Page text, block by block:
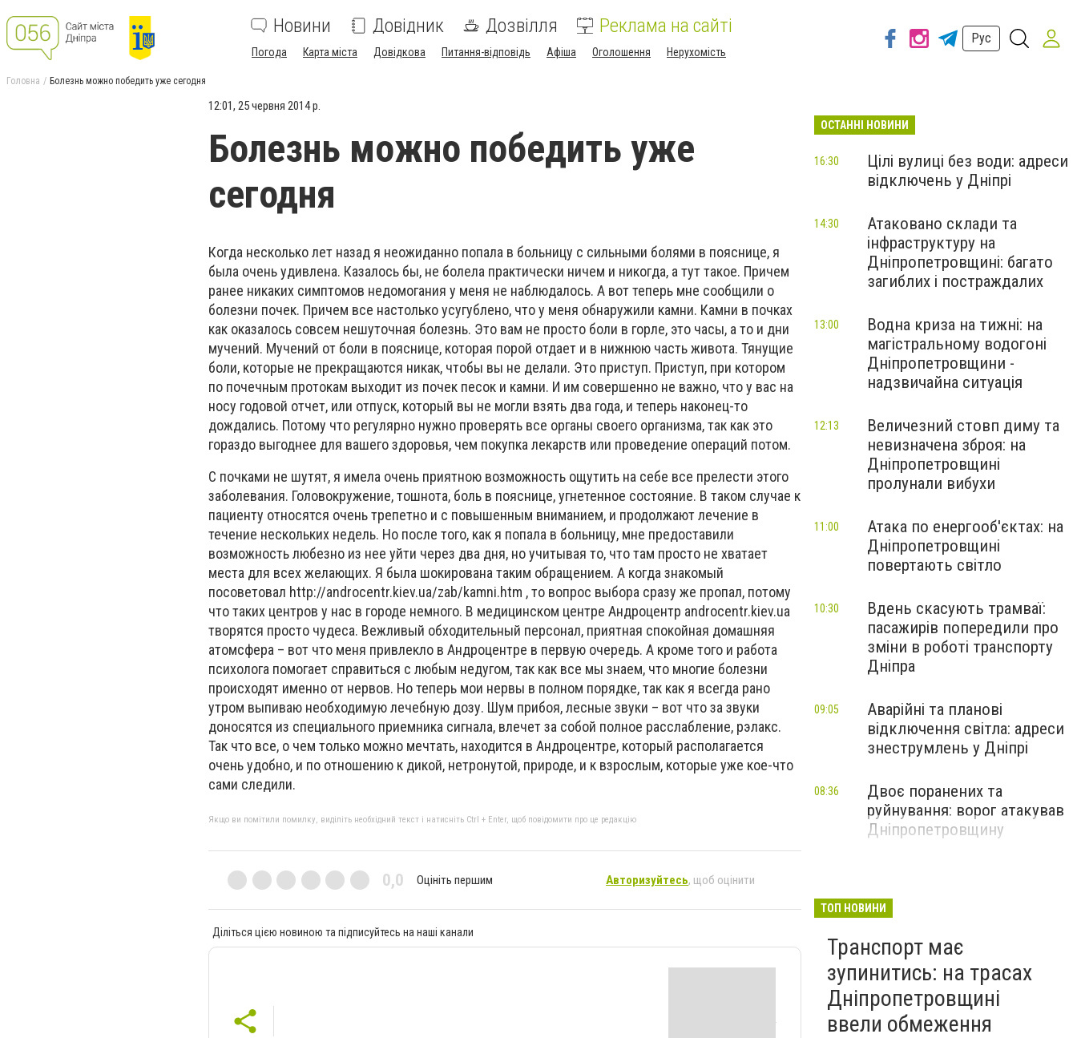
Новини Довідник Дозвілля Реклама на сайті
Погода Карта міста Довідкова Питання-відповідь Афіша Оголошення Нерухомість
Рус
Головна Болезнь можно победить уже сегодня
12:01, 25 червня 2014 р.
Болезнь можно победить уже
сегодня
Когда несколько лет назад я неожиданно попала в больницу с сильными болями в пояснице, я
была очень удивлена. Казалось бы, не болела практически ничем и никогда, а тут такое. Причем
ранее никаких симптомов недомогания у меня не наблюдалось. А вот теперь мне сообщили о
болезни почек. Причем все настолько усугублено, что у меня обнаружили камни. Камни в почках
как оказалось совсем нешуточная болезнь. Это вам не просто боли в горле, это часы, а то и дни
мучений. Мучений от боли в пояснице, которая порой отдает и в нижнюю часть живота. Тянущие
боли, которые не прекращаются никак, чтобы вы не делали. Это приступ. Приступ, при котором
по почечным протокам выходит из почек песок и камни. И им совершенно не важно, что у вас на
носу годовой отчет, или отпуск, который вы не могли взять два года, и теперь наконец-то
дождались. Потому что регулярно нужно проверять все органы своего организма, так как это
гораздо выгоднее для вашего здоровья, чем покупка лекарств или проведение операций потом.
С почками не шутят, я имела очень приятною возможность ощутить на себе все прелести этого
заболевания. Головокружение, тошнота, боль в пояснице, угнетенное состояние. В таком случае к
пациенту относятся очень трепетно и с повышенным вниманием, и продолжают лечение в
течение нескольких недель. Но после того, как я попала в больницу, мне предоставили
возможность любезно из нее уйти через два дня, но учитывая то, что там просто не хватает
места для всех желающих. Я была шокирована таким обращением. А когда знакомый
посоветовал http://androcentr.kiev.ua/zab/kamni.htm , то вопрос выбора сразу же пропал, потому
что таких центров у нас в городе немного. В медицинском центре Андроцентр androcentr.kiev.ua
творятся просто чудеса. Вежливый обходительный персонал, приятная спокойная домашняя
атомсфера – вот что меня привлекло в Андроцентре в первую очередь. А кроме того и работа
психолога помогает справиться с любым недугом, так как все мы знаем, что многие болезни
происходят именно от нервов. Но теперь мои нервы в полном порядке, так как я всегда рано
утром выпиваю необходимую лечебную дозу. Шум прибоя, лесные звуки – вот что за звуки
доносятся из специального приемника сигнала, влечет за собой полное расслабление, рэлакс.
Так что все, о чем только можно мечтать, находится в Андроцентре, который располагается
очень удобно, и по отношению к дикой, нетронутой, природе, и к взрослым, которые уже кое-что
сами следили.
Якщо ви помітили помилку, виділіть необхідний текст і натисніть Ctrl + Enter, щоб повідомити про це редакцію
0,0 Оцініть першим Авторизуйтесь, щоб оцінити
Діліться цією новиною та підписуйтесь на наші канали
ОСТАННІ НОВИНИ
Цілі вулиці без води: адреси
відключень у Дніпрі
16:30
Атаковано склади та
інфраструктуру на
Дніпропетровщині: багато
загиблих і постраждалих
14:30
Водна криза на тижні: на
магістральному водогоні
Дніпропетровщини -
надзвичайна ситуація
13:00
Величезний стовп диму та
невизначена зброя: на
Дніпропетровщині
пролунали вибухи
12:13
Атака по енергооб'єктах: на
Дніпропетровщині
повертають світло
11:00
Вдень скасують трамваї:
пасажирів попередили про
зміни в роботі транспорту
Дніпра
10:30
Аварійні та планові
відключення світла: адреси
знеструмлень у Дніпрі
09:05
Двоє поранених та
руйнування: ворог атакував
Дніпропетровщину
08:36
ТОП НОВИНИ
Транспорт має
зупинитись: на трасах
Дніпропетровщині
ввели обмеження